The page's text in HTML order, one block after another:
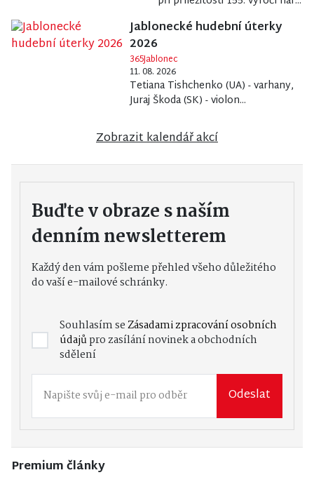
Jablonecké hudební úterky
2026
365Jablonec
11. 08. 2026
Tetiana Tishchenko (UA) - varhany,
Juraj Škoda (SK) - violon...
Zobrazit kalendář akcí
Buďte v obraze s naším
denním newsletterem
Každý den vám pošleme přehled všeho důležitého
do vaší e-mailové schránky.
Souhlasím seZásadami zpracování osobních
údajůpro zasílání novinek a obchodních
sdělení
Odeslat
Premium články